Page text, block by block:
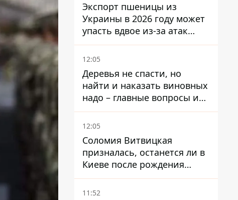
Экспорт пшеницы из
Украины в 2026 году может
упасть вдвое из-за атак
россиян по портам
12:05
Деревья не спасти, но
найти и наказать виновных
надо – главные вопросы и
выводы из конфликта на
Теремках
12:05
Соломия Витвицкая
призналась, останется ли в
Киеве после рождения
ребенка
11:52